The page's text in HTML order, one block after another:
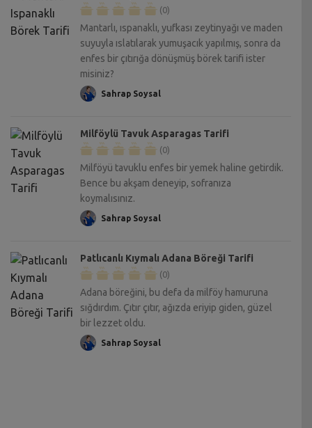
(0)
Mantarlı, ıspanaklı, yufkası zeytinyağı ve maden
suyuyla ıslatılarak yumuşacık yapılmış, sonra da
enfes bir çıtırığa dönüşmüş börek tarifi ister
misiniz?
Sahrap Soysal
Milföylü Tavuk Asparagas Tarifi
(0)
Milföyü tavuklu enfes bir yemek haline getirdik.
Bence bu akşam deneyip, sofranıza
koymalısınız.
Sahrap Soysal
Patlıcanlı Kıymalı Adana Böreği Tarifi
(0)
Adana böreğini, bu defa da milföy hamuruna
sığdırdım. Çıtır çıtır, ağızda eriyip giden, güzel
bir lezzet oldu.
Sahrap Soysal